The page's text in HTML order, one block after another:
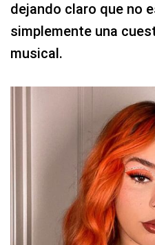
dejando claro que no
simplemente una
musical.